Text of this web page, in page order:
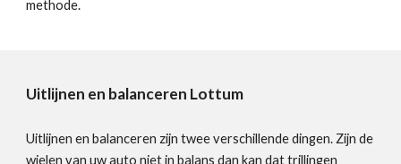
methode.
Uitlijnen en balanceren Lottum
Uitlijnen en balanceren zijn twee verschillende dingen. Zijn de
wielen van uw auto niet in balans dan kan dat trillingen